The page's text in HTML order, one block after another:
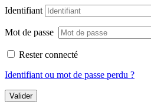
Identifiant
Mot de passe
Rester connecté
Identifiant ou mot de passe perdu ?
Valider